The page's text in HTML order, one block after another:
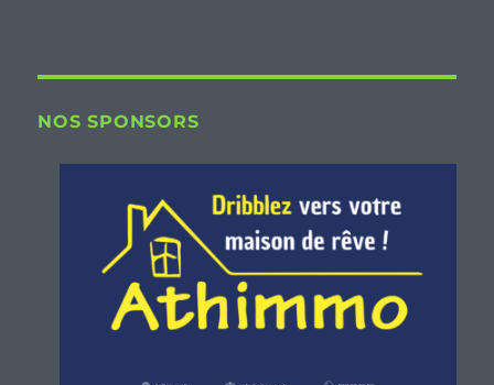
NOS SPONSORS